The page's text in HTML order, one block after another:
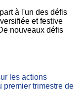
à l'un des défis
et festive
nouveaux défis
les actions
premier trimestre de